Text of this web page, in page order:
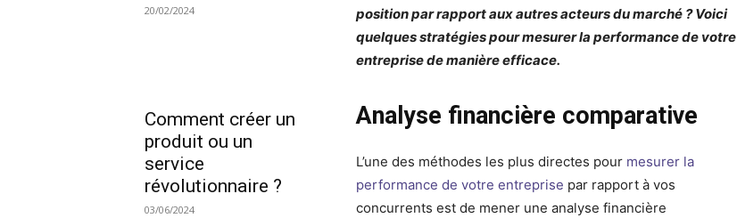
20/02/2024
Comment créer un
produit ou un
service
révolutionnaire ?
03/06/2024
position par rapport aux autres acteurs du marché ? Voici
quelques stratégies pour mesurer la performance de votre
entreprise de manière efficace.
Analyse financière comparative
L’une des méthodes les plus directes pour mesurer la
performance de votre entreprise par rapport à vos
concurrents est de mener une analyse financière